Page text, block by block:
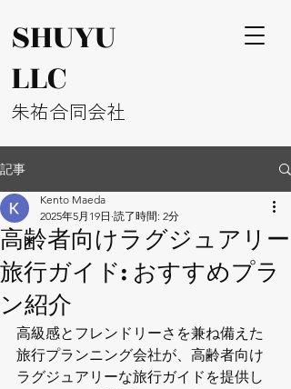
​SHUYU
LLC
​朱祐合同会社
記事
高齢者向けラグジュアリー
旅行ガイド: おすすめプラ
ン紹介
Kento Maeda
2025年5月19日 読了時間: 2分
高級感とフレンドリーさを兼ね備えた
旅行プランニング会社が、高齢者向け
ラグジュアリーな旅行ガイドを提供し